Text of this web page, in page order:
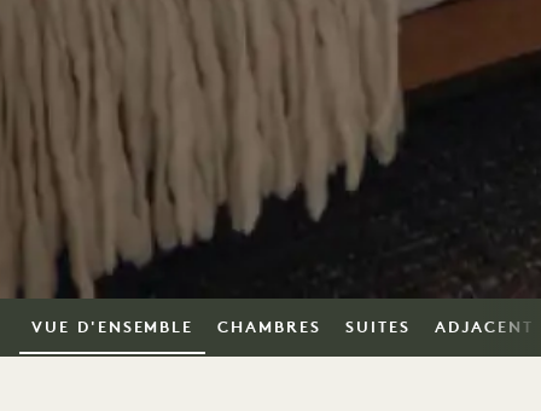
VUE D'ENSEMBLE CHAMBRES SUITES ADJACENT